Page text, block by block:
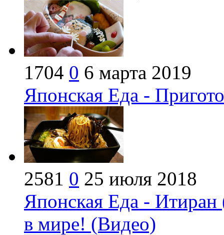
1704 0 6 марта 2019
Японская Еда -
2581 0 25 июля 2018
Японская Еда -
в мире! (Видео)